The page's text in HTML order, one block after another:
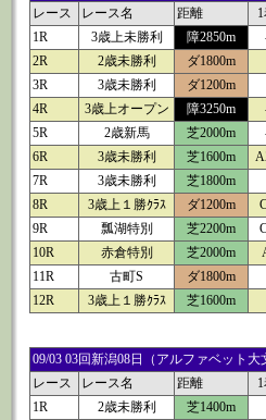
レース
レース名 距離
1R
3歳上未勝利 障2850m
2R
2歳未勝利
ダ1800m
3R
3歳未勝利
ダ1200m
4R
3歳上オープン 障3250m
5R
2歳新馬 芝2000m
6R
3歳未勝利 芝1600m
7R
3歳未勝利
芝1800m
8R
3歳上１勝ｸﾗｽ ダ1200m
9R
瓢湖特別 芝2200m
10R
赤倉特別 芝2000m
11R
古町S
ダ1800m
12R
3歳上１勝ｸﾗｽ 芝1600m
09/03 03回新潟08日（アルファベット
レース
レース名 距離
1R
2歳未勝利
芝1400m